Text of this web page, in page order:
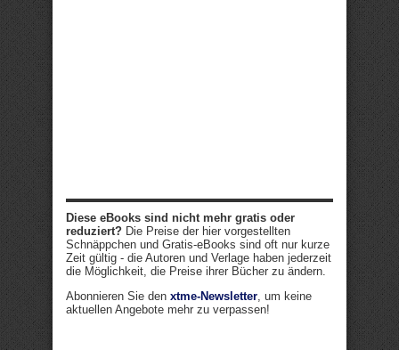
Diese eBooks sind nicht mehr gratis oder
reduziert? Die Preise der hier vorgestellten
Schnäppchen und Gratis-eBooks sind oft nur kurze
Zeit gültig - die Autoren und Verlage haben jederzeit
die Möglichkeit, die Preise ihrer Bücher zu ändern.
Abonnieren Sie den xtme-Newsletter, um keine
aktuellen Angebote mehr zu verpassen!